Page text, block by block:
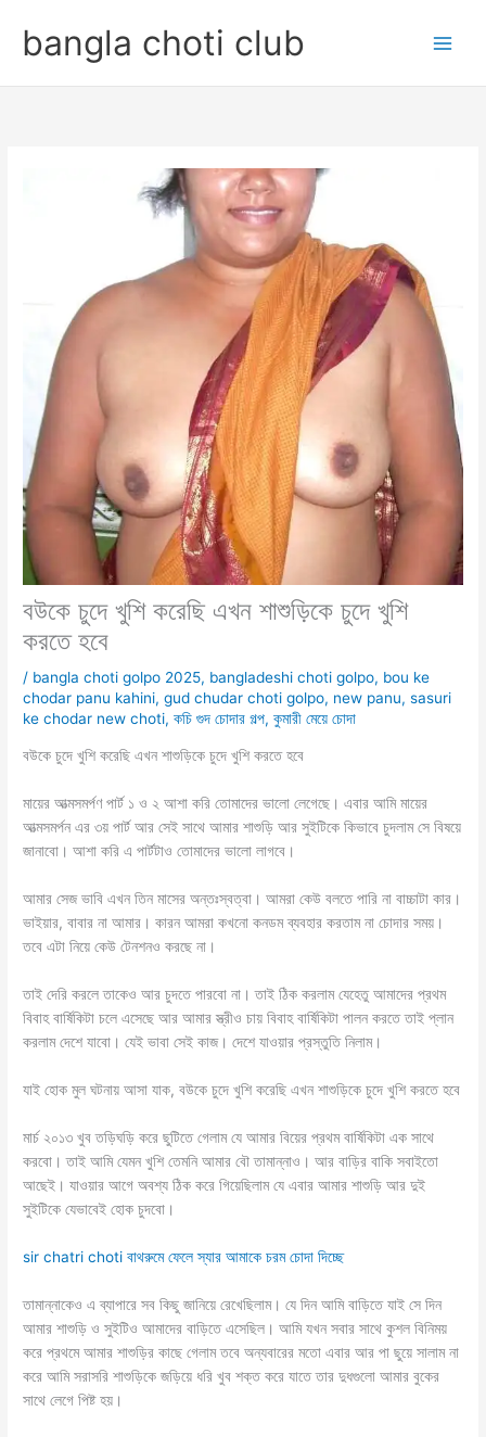
contentbangla choti club
বউকে চুদে খুশি করেছি এখন শাশুড়িকে চুদে খুশি
করতে হবে
/ bangla choti golpo 2025, bangladeshi choti golpo, bou ke
chodar panu kahini,gud chudar choti golpo, new panu,sasuri
ke chodar new choti,কচি গুদ চোদার গল্প,কুমারী মেয়ে চোদা
বউকে চুদে খুশি করেছি এখন শাশুড়িকে চুদে খুশি করতে হবে
মায়ের আত্মসমর্পণ পার্ট ১ ও ২ আশা করি তোমাদের ভালো লেগেছে। এবার আমি মায়ের
আত্মসমর্পন এর ৩য় পার্ট আর সেই সাথে আমার শাশুড়ি আর সুইটিকে কিভাবে চুদলাম সে বিষয়ে
জানাবো। আশা করি এ পার্টটাও তোমাদের ভালো লাগবে।
আমার সেজ ভাবি এখন তিন মাসের অন্তঃস্বত্বা। আমরা কেউ বলতে পারি না বাচ্চাটা কার।
ভাইয়ার, বাবার না আমার। কারন আমরা কখনো কনডম ব্যবহার করতাম না চোদার সময়।
তবে এটা নিয়ে কেউ টেনশনও করছে না।
তাই দেরি করলে তাকেও আর চুদতে পারবো না। তাই ঠিক করলাম যেহেতু আমাদের প্রথম
বিবাহ বার্ষিকিটা চলে এসেছে আর আমার স্ত্রীও চায় বিবাহ বার্ষিকিটা পালন করতে তাই প্লান
করলাম দেশে যাবো। যেই ভাবা সেই কাজ। দেশে যাওয়ার প্রস্তুতি নিলাম।
যাই হোক মুল ঘটনায় আসা যাক, বউকে চুদে খুশি করেছি এখন শাশুড়িকে চুদে খুশি করতে হবে
মার্চ ২০১৩ খুব তড়িঘড়ি করে ছুটিতে গেলাম যে আমার বিয়ের প্রথম বার্ষিকিটা এক সাথে
করবো। তাই আমি যেমন খুশি তেমনি আমার বৌ তামান্নাও। আর বাড়ির বাকি সবাইতো
আছেই। যাওয়ার আগে অবশ্য ঠিক করে গিয়েছিলাম যে এবার আমার শাশুড়ি আর দুই
সুইটিকে যেভাবেই হোক চুদবো।
sir chatri choti বাথরুমে ফেলে স্যার আমাকে চরম চোদা দিচ্ছে
তামান্নাকেও এ ব্যাপারে সব কিছু জানিয়ে রেখেছিলাম। যে দিন আমি বাড়িতে যাই সে দিন
আমার শাশুড়ি ও সুইটিও আমাদের বাড়িতে এসেছিল। আমি যখন সবার সাথে কুশল বিনিময়
করে প্রথমে আমার শাশুড়ির কাছে গেলাম তবে অন্যবারের মতো এবার আর পা ছুয়ে সালাম না
করে আমি সরাসরি শাশুড়িকে জড়িয়ে ধরি খুব শক্ত করে যাতে তার দুধগুলো আমার বুকের
সাথে লেগে পিষ্ট হয়।